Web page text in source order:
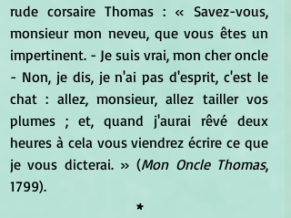
rude corsaire Thomas : « Savez-vous,
monsieur mon neveu, que vous êtes un
impertinent. - Je suis vrai, mon cher oncle
- Non, je dis, je n'ai pas d'esprit, c'est le
chat : allez, monsieur, allez tailler vos
plumes ; et, quand j'aurai rêvé deux
heures à cela vous viendrez écrire ce que
je vous dicterai. » (Mon Oncle Thomas,
1799).
*